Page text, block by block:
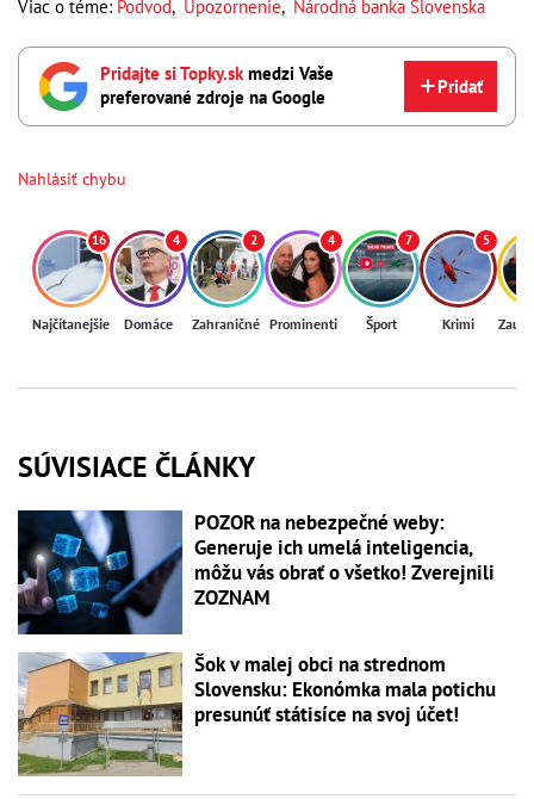
Viac o téme: Podvod, Upozornenie, Národná banka Slovenska
Pridajte si Topky.skmedzi Vaše
preferované zdroje na Google
Pridať
Nahlásiť chybu
16
Najčítanejšie
4
Domáce
2
Zahraničné
4
Prominenti
7
Šport
5
Krimi
SÚVISIACE ČLÁNKY
POZOR na nebezpečné weby:
Generuje ich umelá inteligencia,
môžu vás obrať o všetko! Zverejnili
ZOZNAM
Šok v malej obci na strednom
Slovensku: Ekonómka mala potichu
presunúť státisíce na svoj účet!